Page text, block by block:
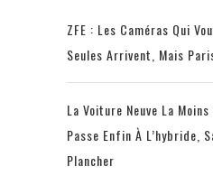
ZFE : Les Caméras Qui
Seules Arrivent, Mais
La Voiture Neuve La
Passe Enfin À L’hybride,
Plancher